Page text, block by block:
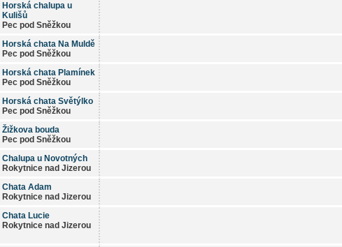
Horská chalupa u
Kulišů
Pec pod Sněžkou
Horská chata Na Muldě
Pec pod Sněžkou
Horská chata Plamínek
Pec pod Sněžkou
Horská chata Světýlko
Pec pod Sněžkou
Žižkova bouda
Pec pod Sněžkou
Chalupa u Novotných
Rokytnice nad Jizerou
Chata Adam
Rokytnice nad Jizerou
Chata Lucie
Rokytnice nad Jizerou